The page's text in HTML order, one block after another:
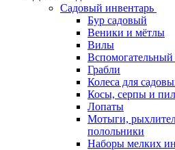
Садовый инвентарь
Бур садовый
Веники и мётлы
Вилы
Вспомогательный
Грабли
Колеса для
Косы, серпы и
Лопаты
Мотыги,
полольники
Наборы мелких